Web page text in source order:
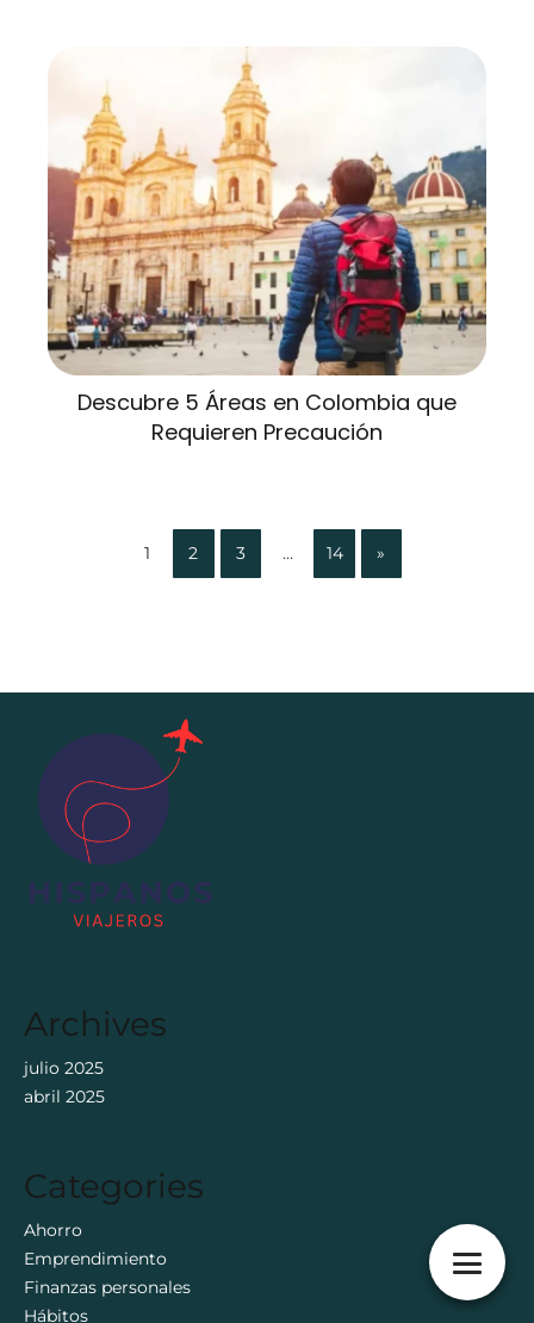
Descubre 5 Áreas en Colombia que
Requieren Precaución
1 2 3 … 14 »
Archives
julio 2025
abril 2025
Categories
Ahorro
Emprendimiento
Finanzas personales
Hábitos